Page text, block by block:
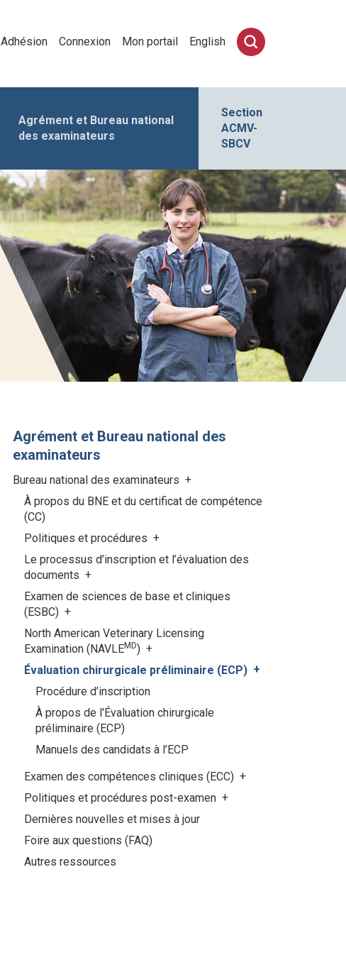
Adhésion Connexion Mon portail English
Agrément et Bureau national
des examinateurs
Section
ACMV-
SBCV
Agrément et Bureau national des
examinateurs
Bureau national des examinateurs
À propos du BNE et du certificat de compétence
(CC)
Politiques et procédures
Le processus d’inscription et l’évaluation des
documents
Examen de sciences de base et cliniques
(ESBC)
North American Veterinary Licensing
Examination (NAVLEMD)
Évaluation chirurgicale préliminaire (ECP)
Procédure d’inscription
À propos de l'Évaluation chirurgicale
préliminaire (ECP)
Manuels des candidats à l’ECP
Examen des compétences cliniques (ECC)
Politiques et procédures post-examen
Dernières nouvelles et mises à jour
Foire aux questions (FAQ)
Autres ressources